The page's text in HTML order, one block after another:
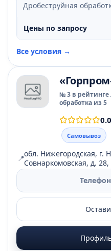
Дробеструйная
Цены по запросу
Все условия →
№ 3 в
обработка из 5
0.0
Самовывоз
📍обл. Нижегородская, г.
Совнаркомовская, д. 28,